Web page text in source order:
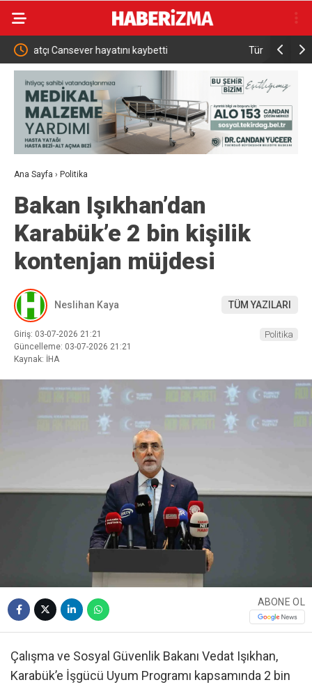
Türkiye, Suudi Arabistan ve Pakistan arasındaki
tarihi savunma anlaşması dünya basınında
İki
Ana Sayfa › Politika
Bakan Işıkhan’dan
Karabük’e 2 bin kişilik
kontenjan müjdesi
Neslihan Kaya TÜM YAZILARI
Giriş: 03-07-2026 21:21
Güncelleme: 03-07-2026 21:21
Kaynak: İHA
Politika
ABONE OL
Çalışma ve Sosyal Güvenlik Bakanı Vedat Işıkhan,
Karabük’e İşgücü Uyum Programı kapsamında 2 bin